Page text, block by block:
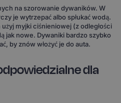
na szorowanie dywaników. W
je wytrzepać albo spłukać wodą.
myjki ciśnieniowej (z odległości
jak nowe. Dywaniki bardzo szybko
by znów włożyć je do auta.
dla